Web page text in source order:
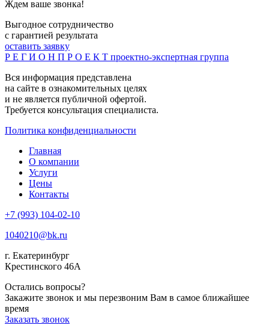
Ждем ваше звонка!
Выгодное сотрудничество
с гарантией результата
оставить заявку
Р Е Г И О Н П Р О Е К Т проектно-экспертная группа
Вся информация представлена
на сайте в ознакомительных целях
и не является публичной офертой.
Требуется консультация специалиста.
Политика конфиденциальности
Главная
О компании
Услуги
Цены
Контакты
+7 (993) 104-02-10
1040210@bk.ru
г. Екатеринбург
Крестинского 46А
Остались вопросы?
Закажите звонок и мы перезвоним Вам в самое ближайшее
время
Заказать звонок